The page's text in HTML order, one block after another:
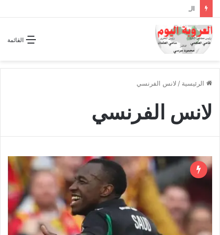
القائمة
الرئيسية / لانس الفرنسي
لانس الفرنسي